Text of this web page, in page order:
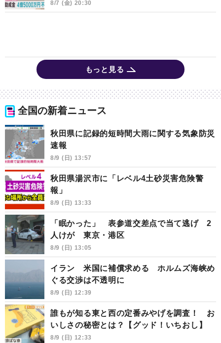
8/7 (金) 20:30
もっと見る
全国の新着ニュース
秋田県に記録的短時間大雨に関する気象防災
速報
8/9 (日) 13:57
秋田県湯沢市に「レベル4土砂災害危険警
報」
8/9 (日) 13:33
「眠かった」 表参道交差点で当て逃げ 2
人けが 東京・港区
8/9 (日) 13:05
イラン 米国に補償求める ホルムズ海峡め
ぐる交渉は不透明に
8/9 (日) 12:39
誰もが知る東と西の定番みやげを調査！ お
いしさの秘密とは？【グッド！いちおし】
8/9 (日) 12:33